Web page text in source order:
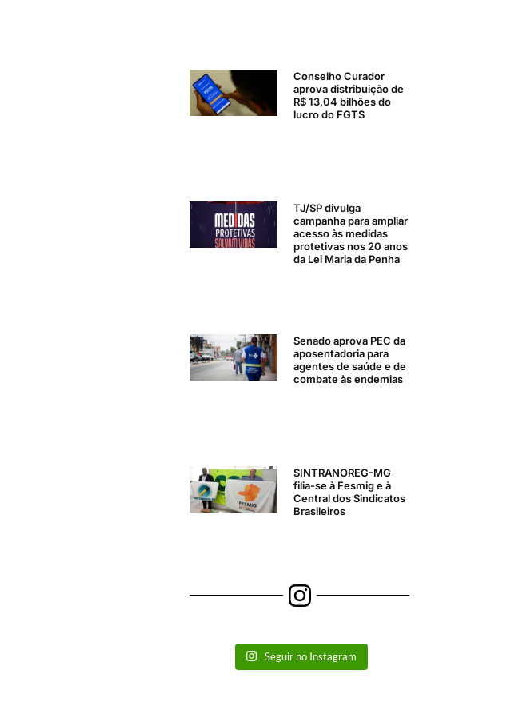
Conselho Curador
aprova distribuição de
R$ 13,04 bilhões do
lucro do FGTS
TJ/SP divulga
campanha para ampliar
acesso às medidas
protetivas nos 20 anos
da Lei Maria da Penha
Senado aprova PEC da
aposentadoria para
agentes de saúde e de
combate às endemias
SINTRANOREG-MG
filia-se à Fesmig e à
Central dos Sindicatos
Brasileiros
Seguir no Instagram